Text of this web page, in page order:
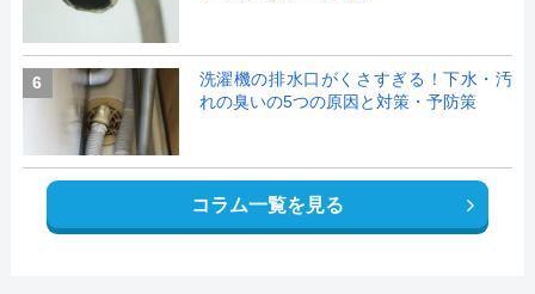
6
洗濯機の排水口がくさすぎる！下水・汚
れの臭いの5つの原因と対策・予防策
コラム一覧を見る